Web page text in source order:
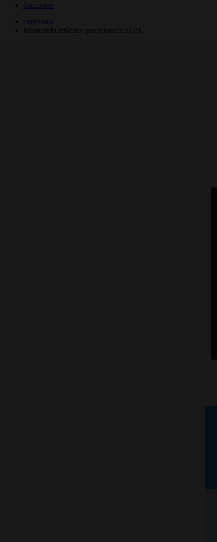
Secciones
entrevista
Mostrando artículos por etiqueta: rTPA